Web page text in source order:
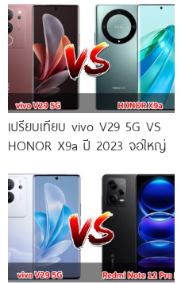
เปรียบเทียบ vivo V29 5G VS
HONOR X9a ปี 2023 จอใหญ่